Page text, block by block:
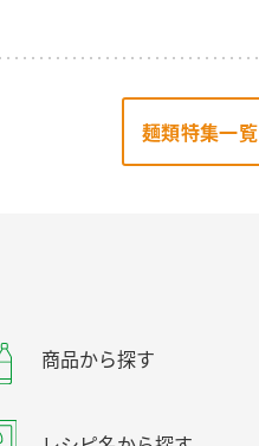
麺類特集一覧
商品から探す